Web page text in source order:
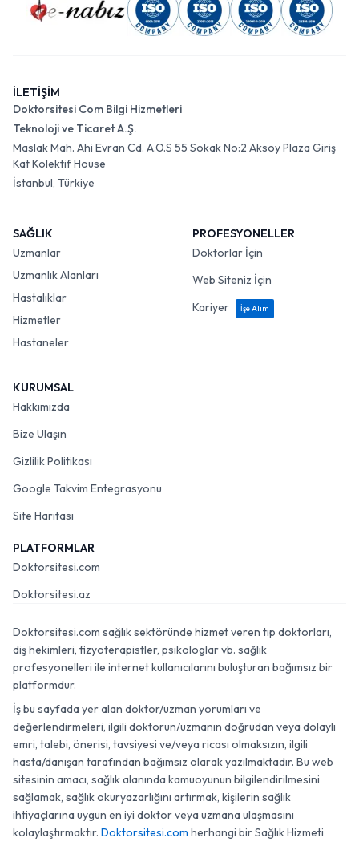
İLETİŞİM
Doktorsitesi Com Bilgi Hizmetleri
Teknoloji ve Ticaret A.Ş.
Maslak Mah. Ahi Evran Cd. A.O.S 55 Sokak No:2 Aksoy Plaza Giriş
Kat Kolektif House
İstanbul, Türkiye
SAĞLIK
Uzmanlar
Uzmanlık Alanları
Hastalıklar
Hizmetler
Hastaneler
PROFESYONELLER
Doktorlar İçin
Web Siteniz İçin
Kariyer
İşe Alım
KURUMSAL
Hakkımızda
Bize Ulaşın
Gizlilik Politikası
Google Takvim Entegrasyonu
Site Haritası
PLATFORMLAR
Doktorsitesi.com
Doktorsitesi.az
Doktorsitesi.com sağlık sektöründe hizmet veren tıp doktorları,
diş hekimleri, fizyoterapistler, psikologlar vb. sağlık
profesyonelleri ile internet kullanıcılarını buluşturan bağımsız bir
platformdur.
İş bu sayfada yer alan doktor/uzman yorumları ve
değerlendirmeleri, ilgili doktorun/uzmanın doğrudan veya dolaylı
emri, talebi, önerisi, tavsiyesi ve/veya ricası olmaksızın, ilgili
hasta/danışan tarafından bağımsız olarak yazılmaktadır. Bu web
sitesinin amacı, sağlık alanında kamuoyunun bilgilendirilmesini
sağlamak, sağlık okuryazarlığını artırmak, kişilerin sağlık
ihtiyaçlarına uygun en iyi doktor veya uzmana ulaşmasını
kolaylaştırmaktır. Doktorsitesi.com herhangi bir Sağlık Hizmeti